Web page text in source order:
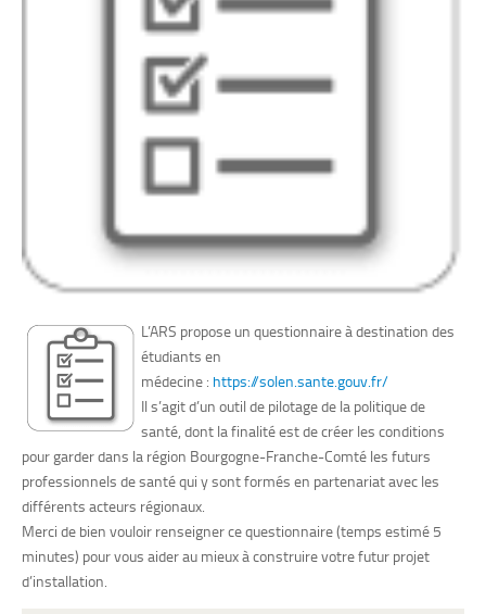
L’ARS propose un questionnaire à destination des
étudiants en
médecine : https://solen.sante.gouv.fr/
Il s’agit d’un outil de pilotage de la politique de
santé, dont la finalité est de créer les conditions
pour garder dans la région Bourgogne-Franche-Comté les futurs
professionnels de santé qui y sont formés en partenariat avec les
différents acteurs régionaux.
Merci de bien vouloir renseigner ce questionnaire (temps estimé 5
minutes) pour vous aider au mieux à construire votre futur projet
d’installation.